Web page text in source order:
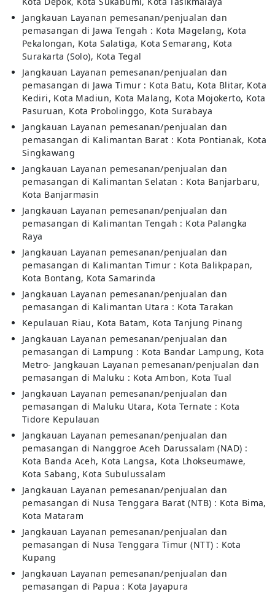
Jangkauan Layanan pemesanan/penjualan dan
pemasangan di Jawa Tengah : Kota Magelang, Kota
Pekalongan, Kota Salatiga, Kota Semarang, Kota
Surakarta (Solo), Kota Tegal
Jangkauan Layanan pemesanan/penjualan dan
pemasangan di Jawa Timur : Kota Batu, Kota Blitar, Kota
Kediri, Kota Madiun, Kota Malang, Kota Mojokerto, Kota
Pasuruan, Kota Probolinggo, Kota Surabaya
Jangkauan Layanan pemesanan/penjualan dan
pemasangan di Kalimantan Barat : Kota Pontianak, Kota
Singkawang
Jangkauan Layanan pemesanan/penjualan dan
pemasangan di Kalimantan Selatan : Kota Banjarbaru,
Kota Banjarmasin
Jangkauan Layanan pemesanan/penjualan dan
pemasangan di Kalimantan Tengah : Kota Palangka
Raya
Jangkauan Layanan pemesanan/penjualan dan
pemasangan di Kalimantan Timur : Kota Balikpapan,
Kota Bontang, Kota Samarinda
Jangkauan Layanan pemesanan/penjualan dan
pemasangan di Kalimantan Utara : Kota Tarakan
Kepulauan Riau, Kota Batam, Kota Tanjung Pinang
Jangkauan Layanan pemesanan/penjualan dan
pemasangan di Lampung : Kota Bandar Lampung, Kota
Metro- Jangkauan Layanan pemesanan/penjualan dan
pemasangan di Maluku : Kota Ambon, Kota Tual
Jangkauan Layanan pemesanan/penjualan dan
pemasangan di Maluku Utara, Kota Ternate : Kota
Tidore Kepulauan
Jangkauan Layanan pemesanan/penjualan dan
pemasangan di Nanggroe Aceh Darussalam (NAD) :
Kota Banda Aceh, Kota Langsa, Kota Lhokseumawe,
Kota Sabang, Kota Subulussalam
Jangkauan Layanan pemesanan/penjualan dan
pemasangan di Nusa Tenggara Barat (NTB) : Kota Bima,
Kota Mataram
Jangkauan Layanan pemesanan/penjualan dan
pemasangan di Nusa Tenggara Timur (NTT) : Kota
Kupang
Jangkauan Layanan pemesanan/penjualan dan
pemasangan di Papua : Kota Jayapura